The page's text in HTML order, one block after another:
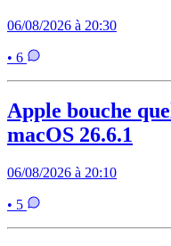
06/08/2026 à 20:30
• 6
Apple bouche
macOS 26.6.1
06/08/2026 à 20:10
• 5